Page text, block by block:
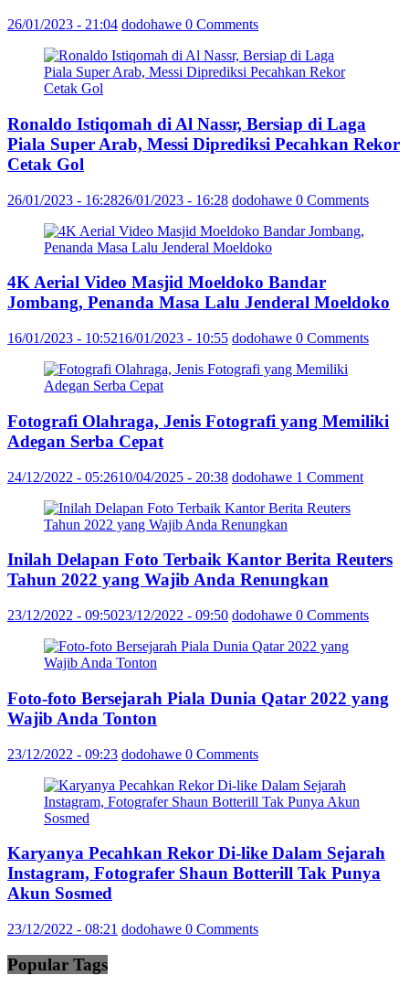
26/01/2023 - 21:04 dodohawe 0 Comments
Ronaldo Istiqomah di Al Nassr, Bersiap di Laga
Piala Super Arab, Messi Diprediksi Pecahkan Rekor
Cetak Gol
26/01/2023 - 16:2826/01/2023 - 16:28 dodohawe 0 Comments
4K Aerial Video Masjid Moeldoko Bandar
Jombang, Penanda Masa Lalu Jenderal Moeldoko
16/01/2023 - 10:5216/01/2023 - 10:55 dodohawe 0 Comments
Fotografi Olahraga, Jenis Fotografi yang Memiliki
Adegan Serba Cepat
24/12/2022 - 05:2610/04/2025 - 20:38 dodohawe 1 Comment
Inilah Delapan Foto Terbaik Kantor Berita Reuters
Tahun 2022 yang Wajib Anda Renungkan
23/12/2022 - 09:5023/12/2022 - 09:50 dodohawe 0 Comments
Foto-foto Bersejarah Piala Dunia Qatar 2022 yang
Wajib Anda Tonton
23/12/2022 - 09:23 dodohawe 0 Comments
Karyanya Pecahkan Rekor Di-like Dalam Sejarah
Instagram, Fotografer Shaun Botterill Tak Punya
Akun Sosmed
23/12/2022 - 08:21 dodohawe 0 Comments
Popular Tags